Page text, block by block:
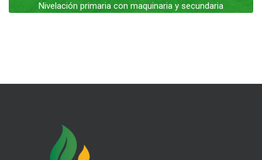
Nivelación primaria con maquinaria y secundaria